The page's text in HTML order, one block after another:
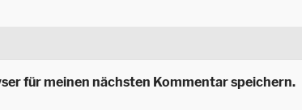
für meinen nächsten Kommentar speichern.